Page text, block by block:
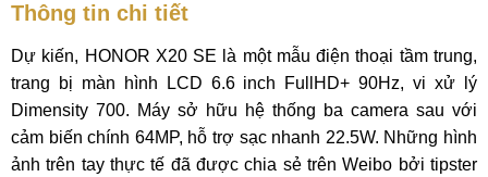
Thông tin chi tiết
Dự kiến, HONOR X20 SE là một mẫu điện thoại tầm trung,
trang bị màn hình LCD 6.6 inch FullHD+ 90Hz, vi xử lý
Dimensity 700. Máy sở hữu hệ thống ba camera sau với
cảm biến chính 64MP, hỗ trợ sạc nhanh 22.5W. Những hình
ảnh trên tay thực tế đã được chia sẻ trên Weibo bởi tipster